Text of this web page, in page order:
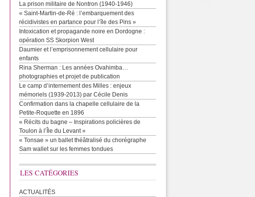
La prison militaire de Nontron (1940-1946)
« Saint-Martin-de-Ré : l’embarquement des
récidivistes en partance pour l’île des Pins »
Intoxication et propagande noire en Dordogne :
opération SS Skorpion West
Daumier et l’emprisonnement cellulaire pour
enfants
Rina Sherman : Les années Ovahimba…
photographies et projet de publication
Le camp d’internement des Milles : enjeux
mémoriels (1939-2013) par Cécile Denis
Confirmation dans la chapelle cellulaire de la
Petite-Roquette en 1896
« Récits du bagne – Inspirations policières de
Toulon à l’Île du Levant »
« Tonsae » un ballet théâtralisé du chorégraphe
Sam wallet sur les femmes tondues
LES CATÉGORIES
ACTUALITÉS